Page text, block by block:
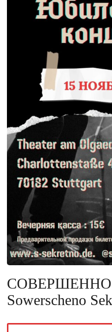
СОВЕРШЕННО
Sowerscheno